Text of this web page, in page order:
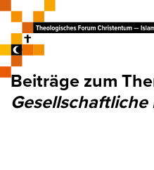
Beiträge zum